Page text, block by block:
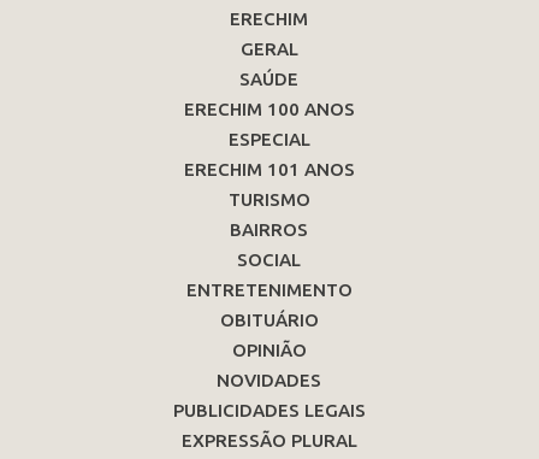
ERECHIM
GERAL
SAÚDE
ERECHIM 100 ANOS
ESPECIAL
ERECHIM 101 ANOS
TURISMO
BAIRROS
SOCIAL
ENTRETENIMENTO
OBITUÁRIO
OPINIÃO
NOVIDADES
PUBLICIDADES LEGAIS
EXPRESSÃO PLURAL